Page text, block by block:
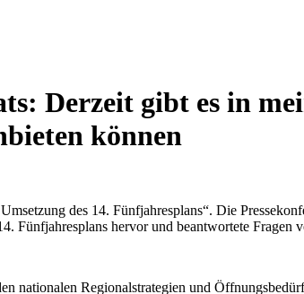
Derzeit gibt es in
können
des 14. Fünfjahresplans“. Die
Fünfjahresplans hervor und beantwortete Fragen
nationalen Regionalstrategien und